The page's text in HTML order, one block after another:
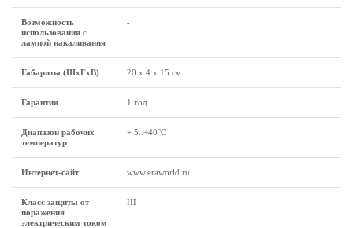
Возможность
использования с
лампой накаливания
-
Габариты (ШхГхВ) 20 х 4 х 15 см
Гарантия 1 год
Диапазон рабочих
температур
+ 5..+40°C
Интернет-сайт www.eraworld.ru
Класс защиты от
поражения
электрическим током
III